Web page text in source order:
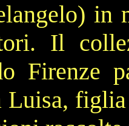
) in
Il
Firenze
Luisa,